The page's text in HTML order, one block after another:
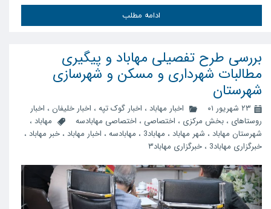
ادامه مطلب
بررسی طرح تفصیلی مهاباد و پیگیری
مطالبات شهرداری و مسکن و شهرسازی
شهرستان
۲۳ شهریور ۰۱ اخبار مهاباد ، اخبار گوک تپه ، اخبار خلیفان ، اخبار
روستاهای ، بخش مرکزی ، اختصاصی ، اختصاصی مهابادسه مهاباد ،
شهرستان مهاباد ، شهر مهاباد ، مهاباد3 ، مهابادسه ، اخبار مهاباد ، خبر مهاباد ،
خبرگزاری مهاباد3 ، خبرگزاری مهاباد۳